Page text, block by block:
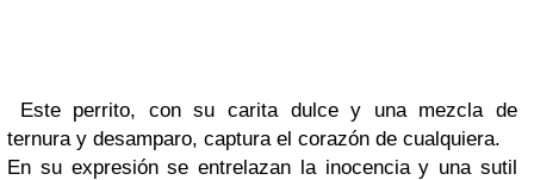
Este perrito, con su carita dulce y una mezcla de
ternura y desamparo, captura el corazón de cualquiera.
En su expresión se entrelazan la inocencia y una sutil